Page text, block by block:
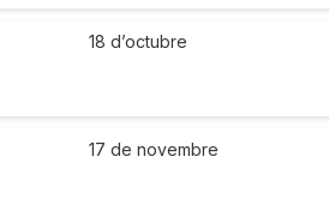
18 d’octubre
17 de novembre